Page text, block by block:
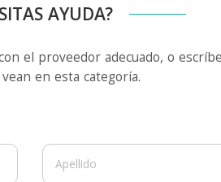
AYUDA?
el proveedor adecuado, o
en esta categoría.